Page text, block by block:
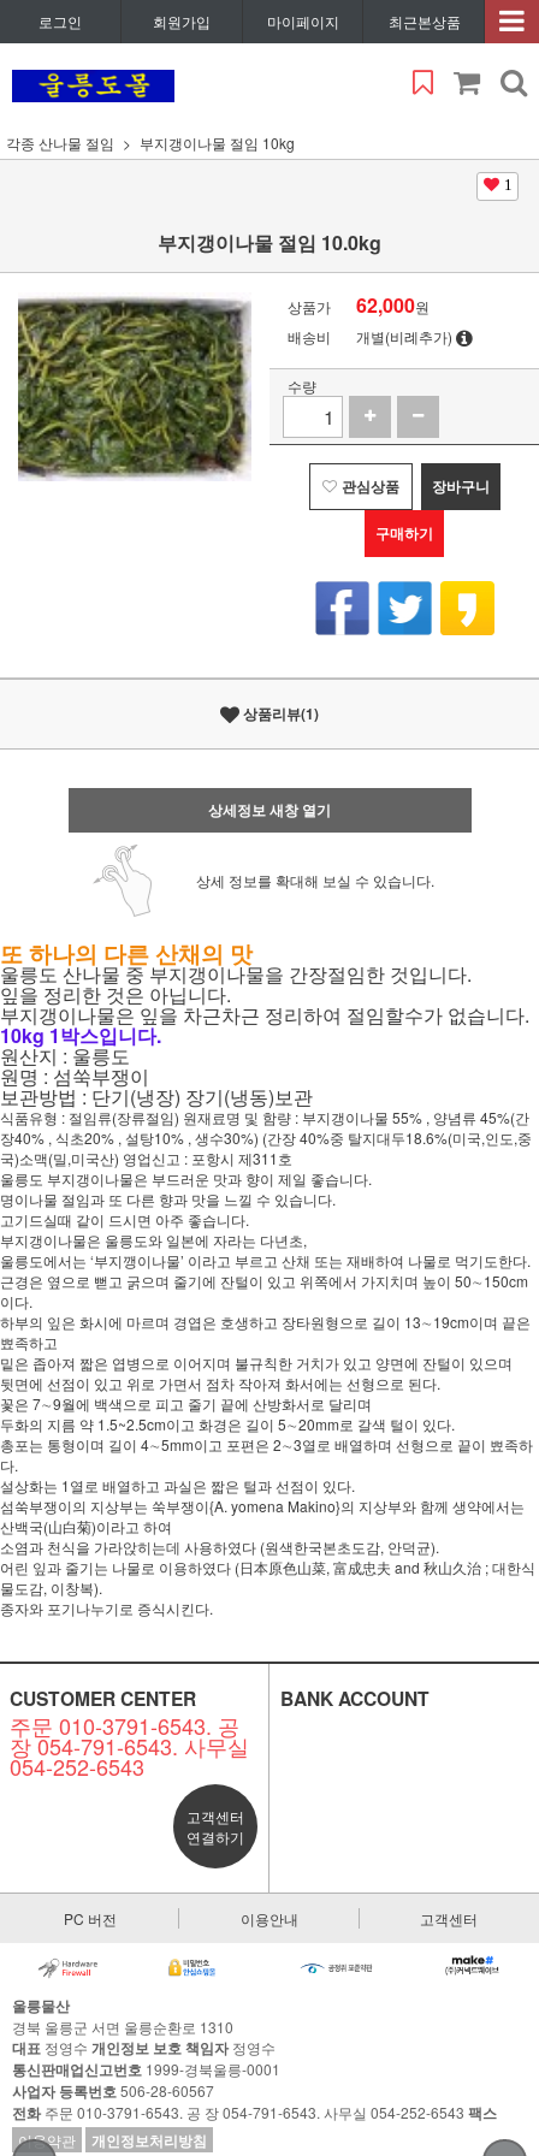
로그인 회원가입 마이페이지 최근본상품
각종 산나물 절임 부지갱이나물 절임 10kg
1
부지갱이나물 절임 10.0kg
상품가 62,000원
배송비
개별(비례추가)
수량
관심상품 장바구니
구매하기
상품리뷰(1)
상세정보 새창 열기
상세 정보를 확대해 보실 수 있습니다.
또 하나의 다른 산채의 맛
울릉도 산나물 중 부지갱이나물을 간장절임한 것입니다.
잎을 정리한 것은 아닙니다.
부지갱이나물은 잎을 차근차근 정리하여 절임할수가 없습니다.
10kg 1박스입니다.
원산지 : 울릉도
원명 : 섬쑥부쟁이
보관방법 : 단기(냉장) 장기(냉동)보관
식품유형 : 절임류(장류절임) 원재료명 및 함량 : 부지갱이나물 55% , 양념류 45%(간
장40% , 식초20% , 설탕10% , 생수30%) (간장 40%중 탈지대두18.6%(미국,인도,중
국)소맥(밀,미국산) 영업신고 : 포항시 제311호
울릉도 부지갱이나물은 부드러운 맛과 향이 제일 좋습니다.
명이나물 절임과 또 다른 향과 맛을 느낄 수 있습니다.
고기드실때 같이 드시면 아주 좋습니다.
부지갱이나물은 울릉도와 일본에 자라는 다년초,
울릉도에서는 ‘부지깽이나물’ 이라고 부르고 산채 또는 재배하여 나물로 먹기도한다.
근경은 옆으로 뻗고 굵으며 줄기에 잔털이 있고 위쪽에서 가지치며 높이 50∼150cm
이다.
하부의 잎은 화시에 마르며 경엽은 호생하고 장타원형으로 길이 13∼19cm이며 끝은
뾰족하고
밑은 좁아져 짧은 엽병으로 이어지며 불규칙한 거치가 있고 양면에 잔털이 있으며
뒷면에 선점이 있고 위로 가면서 점차 작아져 화서에는 선형으로 된다.
꽃은 7∼9월에 백색으로 피고 줄기 끝에 산방화서로 달리며
두화의 지름 약 1.5~2.5cm이고 화경은 길이 5∼20mm로 갈색 털이 있다.
총포는 통형이며 길이 4∼5mm이고 포편은 2∼3열로 배열하며 선형으로 끝이 뾰족하
다.
설상화는 1열로 배열하고 과실은 짧은 털과 선점이 있다.
섬쑥부쟁이의 지상부는 쑥부쟁이{A. yomena Makino}의 지상부와 함께 생약에서는
산백국(山白菊)이라고 하여
소염과 천식을 가라앉히는데 사용하였다 (원색한국본초도감, 안덕균).
어린 잎과 줄기는 나물로 이용하였다 (日本原色山菜, 富成忠夫 and 秋山久治 ; 대한식
물도감, 이창복).
종자와 포기나누기로 증식시킨다.
CUSTOMER CENTER
주문 010-3791-6543. 공
장 054-791-6543. 사무실
054-252-6543
고객센터
연결하기
BANK ACCOUNT
PC 버전 이용안내 고객센터
울릉물산
경북 울릉군 서면 울릉순환로 1310
대표 정영수 개인정보 보호 책임자정영수
통신판매업신고번호 1999-경북울릉-0001
사업자 등록번호506-28-60567
전화주문 010-3791-6543. 공 장 054-791-6543. 사무실 054-252-6543 팩스
이용약관 개인정보처리방침